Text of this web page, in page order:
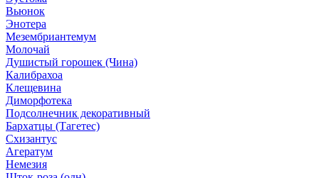
Вьюнок
Энотера
Мезембриантемум
Молочай
Душистый горошек (Чина)
Калибрахоа
Клещевина
Диморфотека
Подсолнечник декоративный
Бархатцы (Тагетес)
Схизантус
Агератум
Немезия